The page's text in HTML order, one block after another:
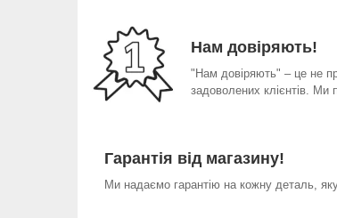
Нам довіряють!
"Нам довіряють" – це не
задоволених клієнтів.
Гарантія від магазину!
Ми надаємо гарантію на кожну деталь, яку